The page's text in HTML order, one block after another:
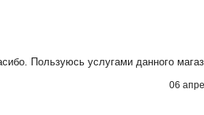
Пользуюсь услугами данного
06